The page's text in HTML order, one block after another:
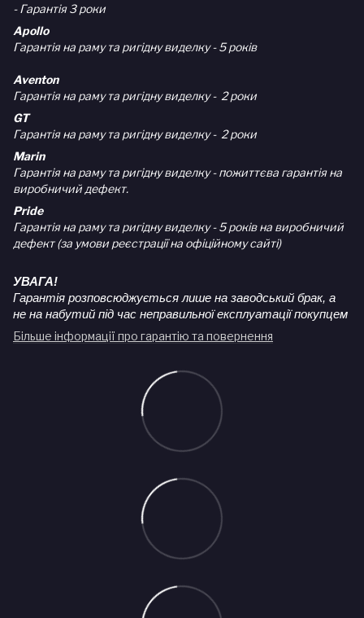
- Гарантія 3 роки
Apollo
Гарантія на раму та ригідну виделку - 5 років
Aventon
Гарантія на раму та ригідну виделку - 2 роки
GT
Гарантія на раму та ригідну виделку - 2 роки
Marin
Гарантія на раму та ригідну виделку - пожиттєва гарантія на
виробничий дефект.
Pride
Гарантія на раму та ригідну виделку - 5 років на виробничий
дефект (за умови реєстрації на офіційному сайті)
УВАГА!
Гарантія розповсюджується лише на заводський брак, а
не на набутий під час неправильної експлуатації покупцем
Більше інформації про гарантію та повернення